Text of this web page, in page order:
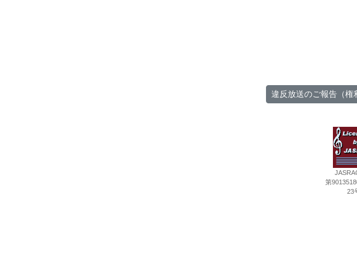
違反放送のご報告（権
第
23